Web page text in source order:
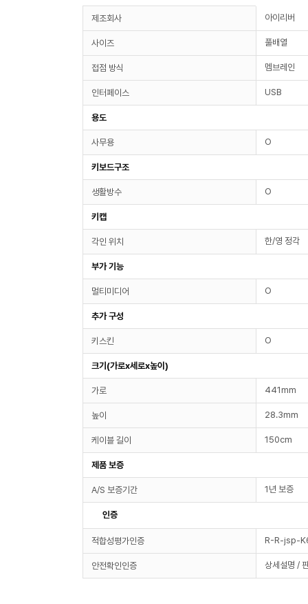
제조회사 아이리버
사이즈 풀배열
접점 방식 멤브레인
인터페이스 USB
용도
사무용 O
키보드구조
생활방수 O
키캡
각인 위치 한/영 정각
부가 기능
멀티미디어 O
추가 구성
키스킨 O
크기(가로x세로x높이)
가로 441mm
높이 28.3mm
케이블 길이 150cm
제품 보증
A/S 보증기간 1년 보증
인증
적합성평가인증 R-R-jsp-
안전확인인증 상세설명 /